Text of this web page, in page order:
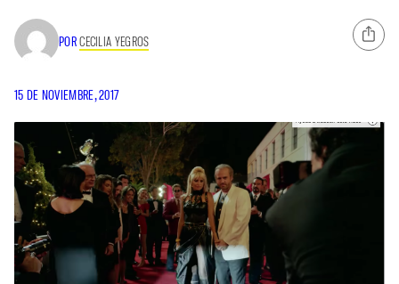
PORCECILIA YEGROS
15 DE NOVIEMBRE, 2017